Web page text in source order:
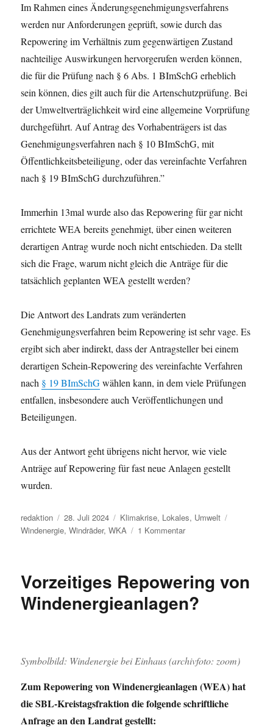
Im Rahmen eines Änderungsgenehmigungsverfahrens
werden nur Anforderungen geprüft, sowie durch das
Repowering im Verhältnis zum gegenwärtigen Zustand
nachteilige Auswirkungen hervorgerufen werden können,
die für die Prüfung nach § 6 Abs. 1 BImSchG erheblich
sein können, dies gilt auch für die Artenschutzprüfung. Bei
der Umweltverträglichkeit wird eine allgemeine Vorprüfung
durchgeführt. Auf Antrag des Vorhabenträgers ist das
Genehmigungsverfahren nach § 10 BImSchG, mit
Öffentlichkeitsbeteiligung, oder das vereinfachte Verfahren
nach § 19 BImSchG durchzuführen.”
Immerhin 13mal wurde also das Repowering für gar nicht
errichtete WEA bereits genehmigt, über einen weiteren
derartigen Antrag wurde noch nicht entschieden. Da stellt
sich die Frage, warum nicht gleich die Anträge für die
tatsächlich geplanten WEA gestellt werden?
Die Antwort des Landrats zum veränderten
Genehmigungsverfahren beim Repowering ist sehr vage. Es
ergibt sich aber indirekt, dass der Antragsteller bei einem
derartigen Schein-Repowering des vereinfachte Verfahren
nach § 19 BImSchGwählen kann, in dem viele Prüfungen
entfallen, insbesondere auch Veröffentlichungen und
Beteiligungen.
Aus der Antwort geht übrigens nicht hervor, wie viele
Anträge auf Repowering für fast neue Anlagen gestellt
wurden.
Autor
redaktion
Veröffentlicht
am
28. Juli 2024 Kategorien
Klimakrise, Lokales, Umwelt
Windenergie,Windräder,WKA 1 Kommentarzu
im
Hochsauerlandkreis
schon
“repowered”
werden?
Vorzeitiges Repowering von
Windenergieanlagen?
Symbolbild: Windenergie bei Einhaus (archivfoto: zoom)
Zum Repowering von Windenergieanlagen (WEA) hat
die SBL-Kreistagsfraktion die folgende schriftliche
Anfrage an den Landrat gestellt: